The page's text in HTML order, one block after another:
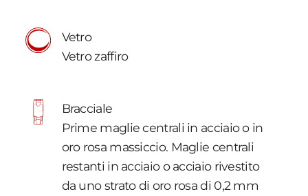
Vetro
Vetro zaffiro
Bracciale
Prime maglie centrali in acciaio o in
oro rosa massiccio. Maglie centrali
restanti in acciaio o acciaio rivestito
da uno strato di oro rosa di 0,2 mm